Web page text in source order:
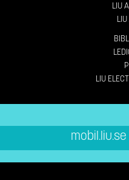
LIU
LIU
mobil.liu.se